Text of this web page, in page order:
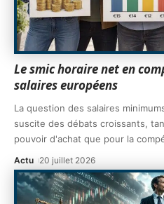
Le smic horaire net en
salaires européens
La question des salaires
suscite des débats croissants,
pouvoir d'achat que pour la
Actu 20 juillet 2026